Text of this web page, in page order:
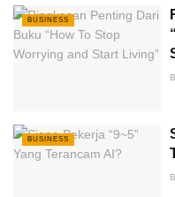
BUSINESS
BUSINESS